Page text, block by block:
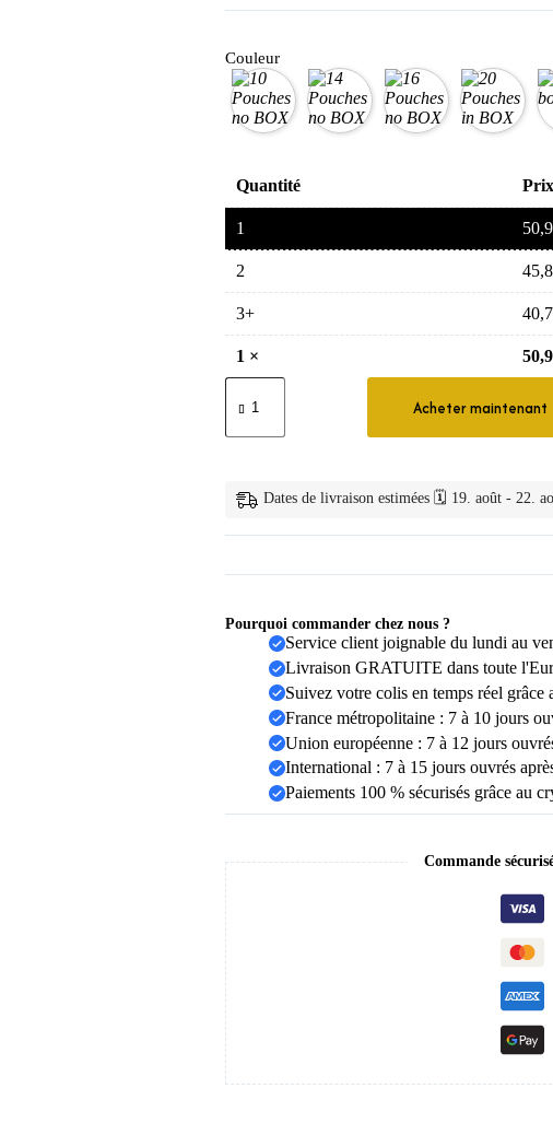
Couleur
Quantité Prix
1
2
3+
1 ×
quantité
de
3D
3D
Acheter maintenant
Dates de livraison estimées 🗓️ 19. août - 22.
Pourquoi commander chez nous ?
Service client joignable du lundi au
Livraison GRATUITE dans toute
Suivez votre colis en temps réel
France métropolitaine : 7 à 10 jours
Union européenne : 7 à 12 jours
International : 7 à 15 jours ouvrés
Paiements 100 % sécurisés grâce au
Commande